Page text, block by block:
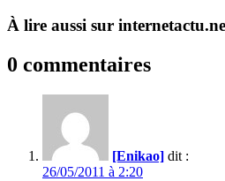
À lire aussi sur
0 commentaires
[Enikao] dit :
26/05/2011 à 2:20